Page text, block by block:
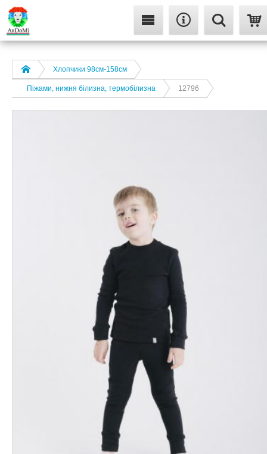
Хлопчики 98см-158см
Піжами, нижня білизна, термобілизна 12796